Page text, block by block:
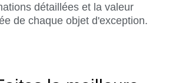
détaillées et la valeur
de chaque objet d'exception.